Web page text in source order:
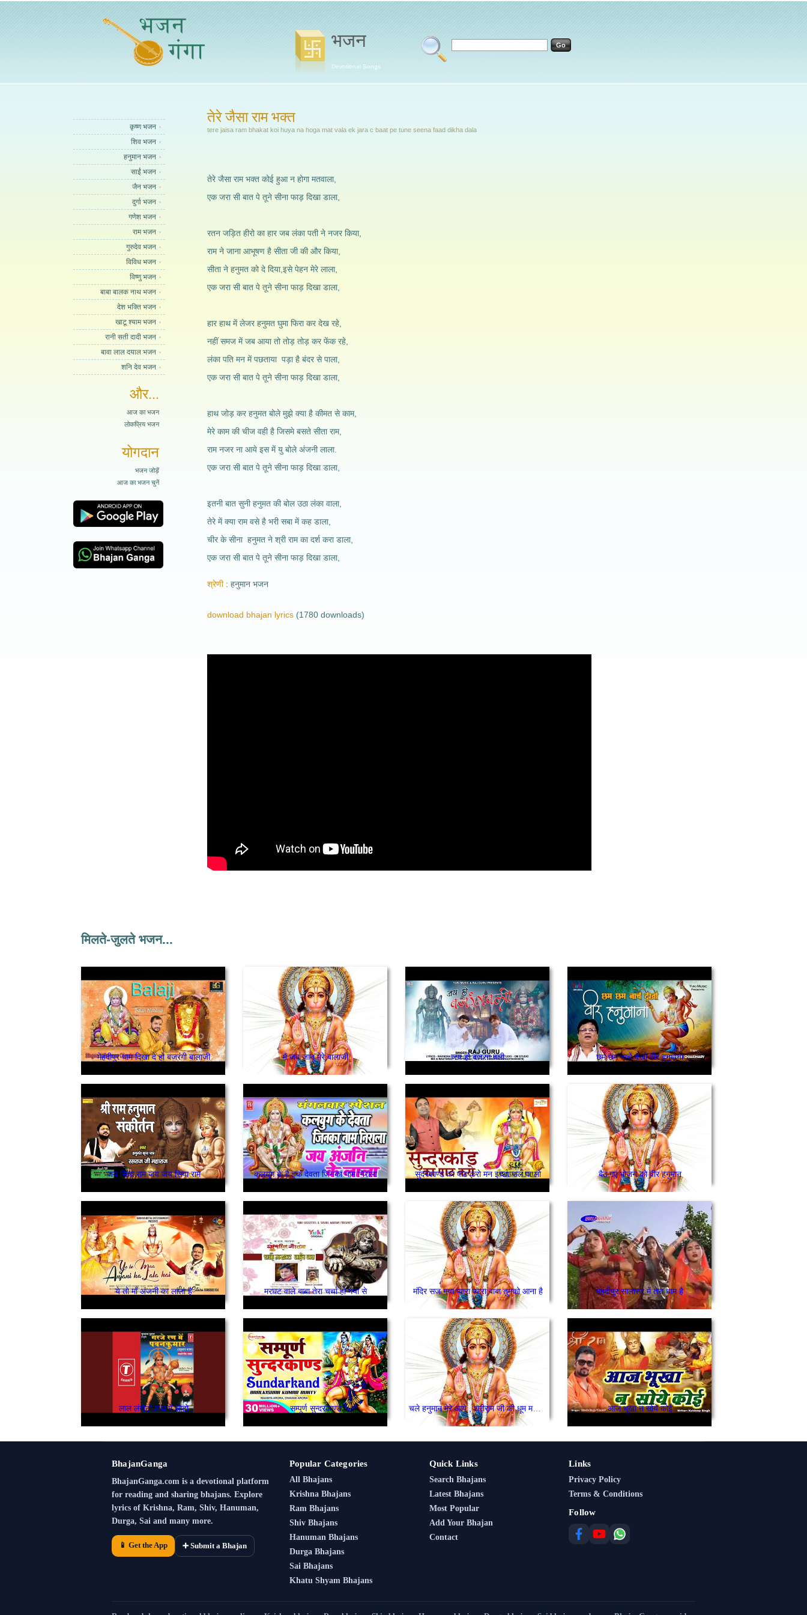
भजन
Devotional Songs
कृष्ण भजन
शिव भजन
हनुमान भजन
साईं भजन
जैन भजन
दुर्गा भजन
गणेश भजन
राम भजन
गुरुदेव भजन
विविध भजन
विष्णु भजन
बाबा बालक नाथ भजन
देश भक्ति भजन
खाटू श्याम भजन
रानी सती दादी भजन
बावा लाल दयाल भजन
शनि देव भजन
और...
आज का भजन
लोकप्रिय भजन
योगदान
भजन जोड़ें
आज का भजन चुनें
तेरे जैसा राम भक्त
tere jaisa ram bhakat koi huya na hoga mat vala ek jara c baat pe tune seena faad dikha dala
तेरे जैसा राम भक्त कोई हुआ न होगा मतवाला,
एक जरा सी बात पे तूने सीना फाड़ दिखा डाला,
रतन जड़ित हीरो का हार जब लंका पती ने नजर किया,
राम ने जाना आभूषण है सीता जी की और किया,
सीता ने हनुमत को दे दिया,इसे पेहन मेरे लाला,
एक जरा सी बात पे तूने सीना फाड़ दिखा डाला,
हार हाथ में लेजर हनुमत घुमा फिरा कर देख रहे,
नहीं समज में जब आया तो तोड़ तोड़ कर फेंक रहे,
लंका पति मन में पछताया पड़ा है बंदर से पाला,
एक जरा सी बात पे तूने सीना फाड़ दिखा डाला,
हाथ जोड़ कर हनुमत बोले मुझे क्या है कीमत से काम,
मेरे काम की चीज वही है जिसमे बसते सीता राम,
राम नजर ना आये इस में यु बोले अंजनी लाला.
एक जरा सी बात पे तूने सीना फाड़ दिखा डाला,
इतनी बात सुनी हनुमत की बोल उठा लंका वाला,
तेरे में क्या राम वसे है भरी सबा में कह डाला,
चीर के सीना हनुमत ने श्री राम का दर्श करा डाला,
एक जरा सी बात पे तूने सीना फाड़ दिखा डाला,
श्रेणी हनुमान भजन
download bhajan lyrics (1780 downloads)
मिलते-जुलते भजन...
मेहंदीपुर धाम दिखा दे हो बजरंगी बालाजी मैं जब जानू मेरे बालाजी जय हो बजरंग बली छम छम नाचे देखो वीर हनुमाना
जय सिया राम जय जय सिया राम कलयुग के है इक देवता जिनका नाम निराला सुंदरकाण्ड का पाठ करो मन इच्छा फल पा लो बैठ गए भोजन को वीर हनुमान
ये तो माँ अंजनी का लाला है मरघट वाले बाबा तेरा चर्चा हो गया से मंदिर सज गया प्यारा प्यारा बाबा तुमको आना है मेहंदीपुर सालासर में तेरा धाम है
लाल लंगोटो हाथ में सोटो सम्पूर्ण सुन्दरकाण्ड चले हनुमान मेरे आये , श्रीराम जी की धूम मचाये : आज भूखा न सोये कोई
BhajanGanga
BhajanGanga.com is a devotional platform
for reading and sharing bhajans. Explore
lyrics of Krishna, Ram, Shiv, Hanuman,
Durga, Sai and many more.
📱 Get the App ➕ Submit a Bhajan
Popular Categories
All Bhajans
Krishna Bhajans
Ram Bhajans
Shiv Bhajans
Hanuman Bhajans
Durga Bhajans
Sai Bhajans
Khatu Shyam Bhajans
Quick Links
Search Bhajans
Latest Bhajans
Most Popular
Add Your Bhajan
Contact
Links
Privacy Policy
Terms & Conditions
Follow